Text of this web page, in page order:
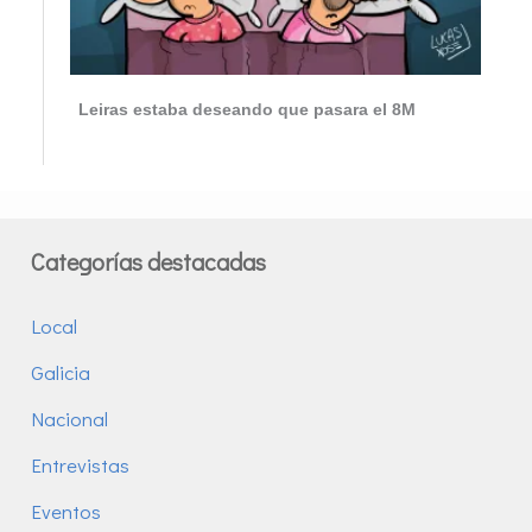
Leiras estaba deseando que pasara el 8M
Categorías destacadas
Local
Galicia
Nacional
Entrevistas
Eventos